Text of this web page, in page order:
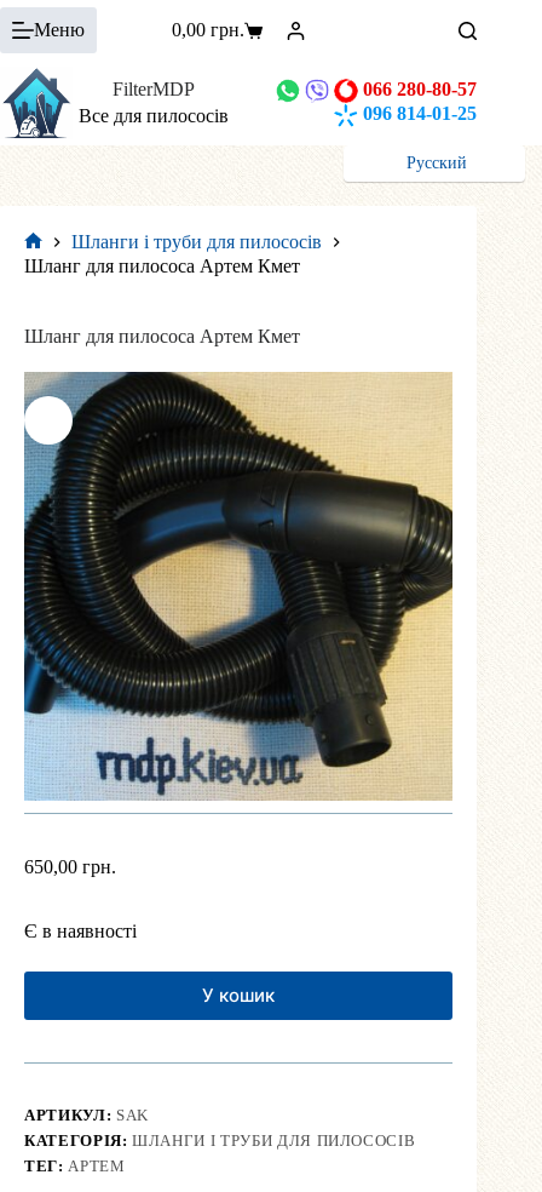
Перейти
до
вмісту
Меню Кошик
0,00грн.
FilterMDP
Все для пилососів
066 280-80-57
096 814-01-25
Русский
Головна
Шланги і труби для пилососів
Шланг для пилососа Артем Кмет
Шланг для пилососа Артем Кмет
650,00 грн.
Є в наявності
У кошик
АРТИКУЛ: SAK
КАТЕГОРІЯ:ШЛАНГИ І ТРУБИ ДЛЯ ПИЛОСОСІВ
ТЕГ: АРТЕМ